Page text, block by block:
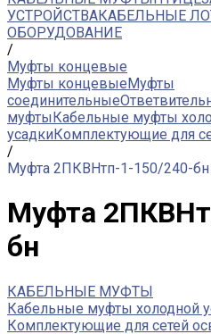
УСТРОЙСТВАКАБЕЛЬНЫЕ
ОБОРУДОВАНИЕ
/
Муфты концевые
Муфты концевыеМуфты
соединительные
муфтыКабельные муфты
усадкиКомплектующие для
/
Муфта 2ПКВНтп-1-150/240-бн
Муфта
бн
КАБЕЛЬНЫЕ МУФТЫ
Кабельные муфты холодной
Комплектующие для сетей